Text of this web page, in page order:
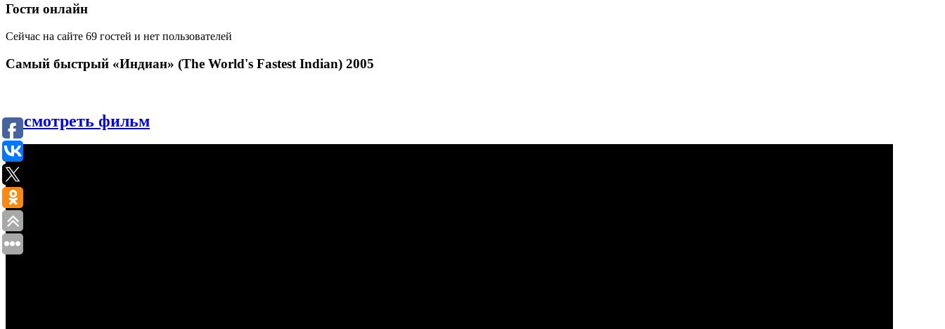
Гости онлайн
Сейчас на сайте 69 гостей и нет пользователей
Самый быстрый «Индиан» (The World's Fastest Indian) 2005
посмотреть фильм